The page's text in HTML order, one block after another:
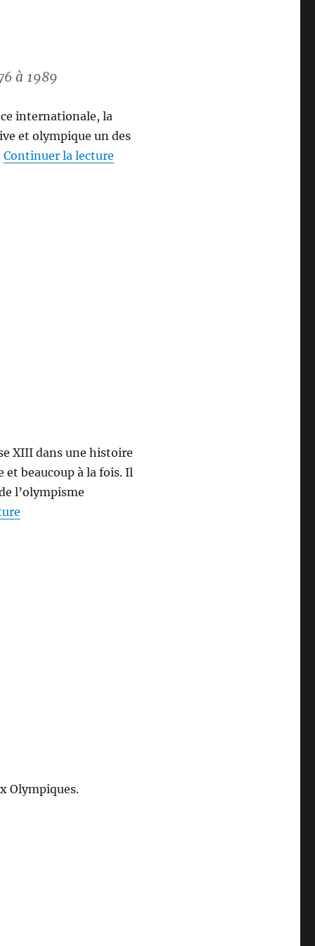
à 1989
internationale, la
et olympique un des
Continuer la lecture
XIII dans une histoire
et beaucoup à la fois. Il
l’olympisme
Olympiques.